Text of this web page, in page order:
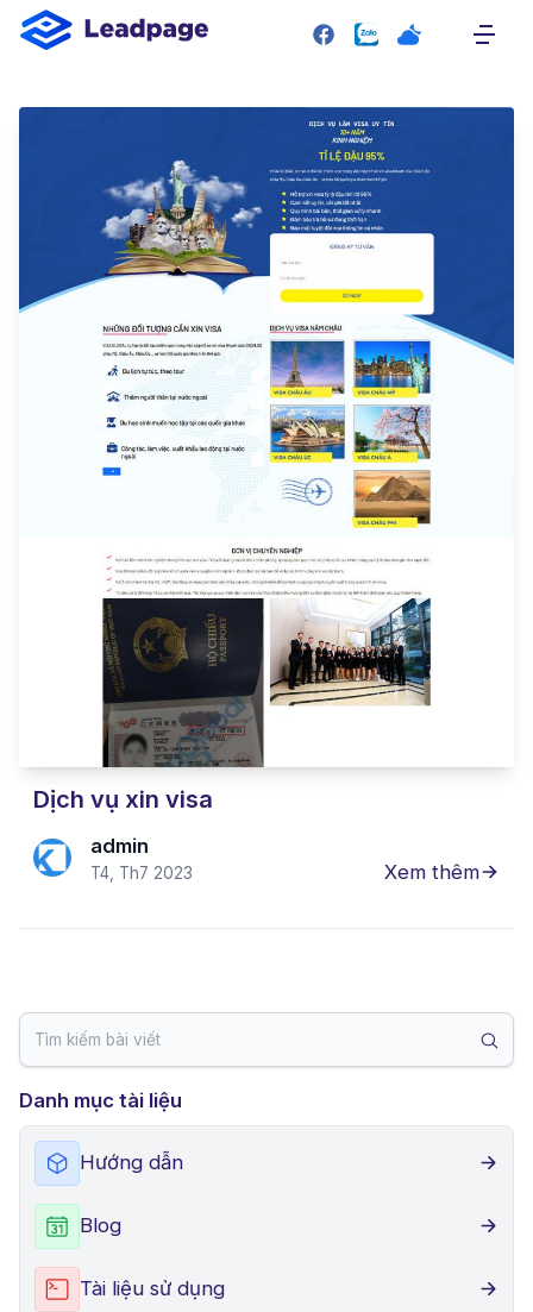
SITEMAP
Giao diện mẫu
Bảng giá
Liên hệ
RESOURCE
Plugin
Blog
Tài liệu hướng dẫn
Dịch vụ xin visa
admin
T4, Th7 2023 Xem thêm
Danh mục tài liệu
Hướng dẫn
Blog
Tài liệu sử dụng